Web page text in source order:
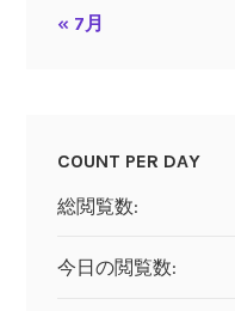
« 7月
COUNT PER DAY
総閲覧数:
今日の閲覧数: